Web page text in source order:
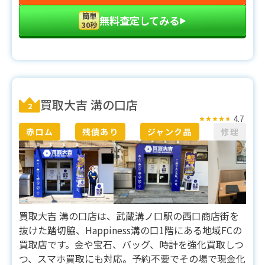
簡単
30秒 無料査定してみる▶︎
2 買取大吉 溝の口店
赤ロム 残債あり ジャンク品 修理
4.7
買取大吉 溝の口店は、武蔵溝ノ口駅の西口商店街を
抜けた踏切脇、Happiness溝の口1階にある地域FCの
買取店です。金や宝石、バッグ、時計を強化買取しつ
つ、スマホ買取にも対応。予約不要でその場で現金化